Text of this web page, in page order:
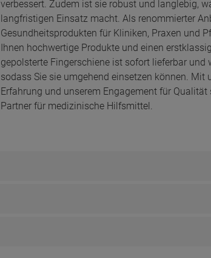
verbessert. Zudem ist sie robust und langlebig,
langfristigen Einsatz macht. Als renommierter
Gesundheitsprodukten für Kliniken, Praxen und
Ihnen hochwertige Produkte und einen
gepolsterte Fingerschiene ist sofort lieferbar und
sodass Sie sie umgehend einsetzen können. Mit
Erfahrung und unserem Engagement für
Partner für medizinische Hilfsmittel.